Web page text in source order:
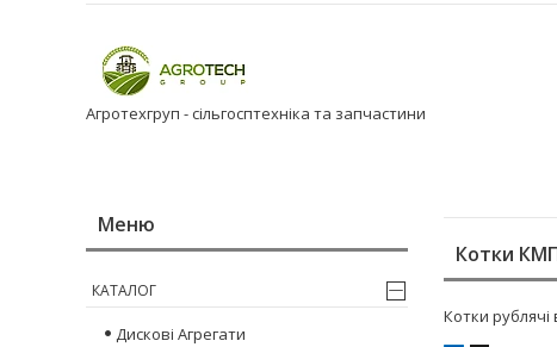
Агротехгруп - сільгосптехніка та запчастини
Котки
Котки
КАТАЛОГ
Дискові Агрегати